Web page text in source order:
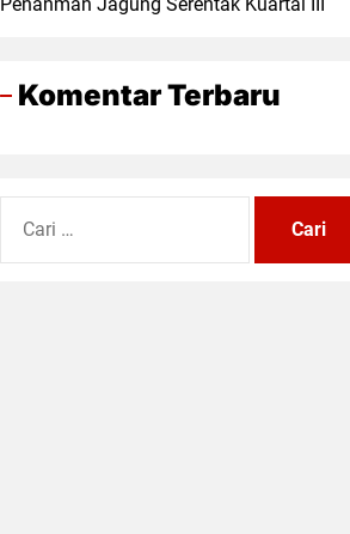
Komentar Terbaru
untuk: